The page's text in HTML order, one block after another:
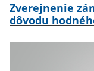
Zverejnenie
dôvodu